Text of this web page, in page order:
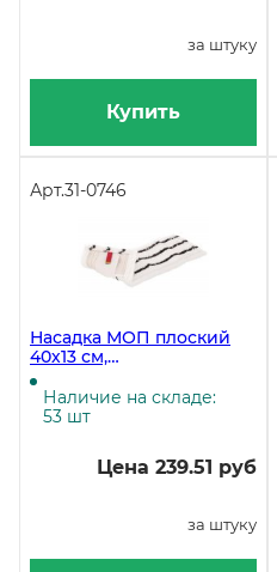
за штуку
Купить
Арт.31-0746
Насадка МОП плоский
40х13 см,
универсальный,
микрофибра, жесткий
абразив
Наличие на складе:
53 шт
Цена 239.51 руб
за штуку